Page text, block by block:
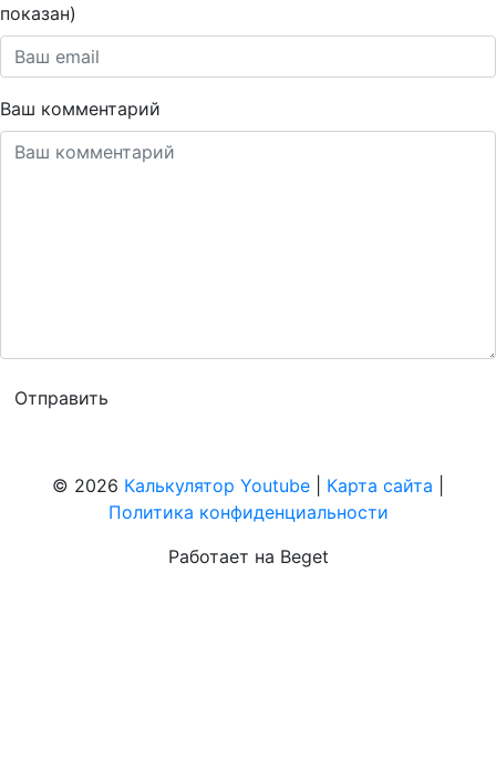
показан)
Ваш комментарий
© 2026 Калькулятор Youtube Карта сайта
Политика конфиденциальности
Работает на Beget